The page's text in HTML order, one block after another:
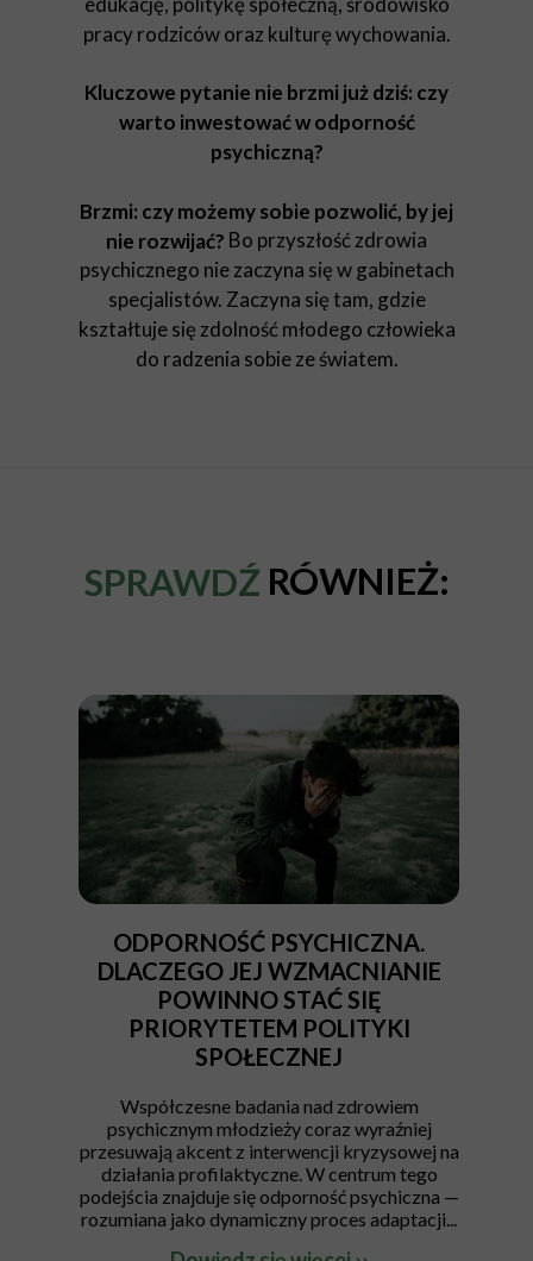
SPRAWDŹ RÓWNIEŻ:
ODPORNOŚĆ PSYCHICZNA.
DLACZEGO JEJ WZMACNIANIE
POWINNO STAĆ SIĘ
PRIORYTETEM POLITYKI
SPOŁECZNEJ
Współczesne badania nad zdrowiem
psychicznym młodzieży coraz wyraźniej
przesuwają akcent z interwencji kryzysowej na
działania profilaktyczne. W centrum tego
podejścia znajduje się odporność psychiczna —
rozumiana jako dynamiczny proces adaptacji...
pracy rodziców oraz kulturę wychowania.
Kluczowe pytanie nie brzmi już dziś: czy
warto inwestować w odporność
psychiczną?
Brzmi: czy możemy sobie pozwolić, by jej
nie rozwijać? Bo przyszłość zdrowia
psychicznego nie zaczyna się w gabinetach
specjalistów. Zaczyna się tam, gdzie
kształtuje się zdolność młodego człowieka
do radzenia sobie ze światem.